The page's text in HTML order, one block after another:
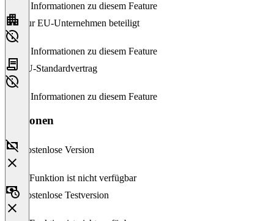
Keine Informationen zu diesem Feature
Nur EU-Unternehmen beteiligt
Keine Informationen zu diesem Feature
EU-Standardvertrag
Keine Informationen zu diesem Feature
Versionen
Kostenlose Version
Diese Funktion ist nicht verfügbar
Kostenlose Testversion